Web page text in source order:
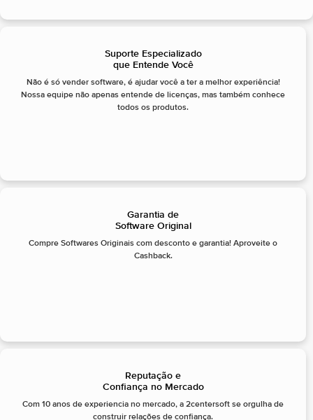
Suporte Especializado
que Entende Você
Não é só vender software, é ajudar você a ter a melhor experiência!
Nossa equipe não apenas entende de licenças, mas também conhece
todos os produtos.
Garantia de
Software Original
Compre Softwares Originais com desconto e garantia! Aproveite o
Cashback.
Reputação e
Confiança no Mercado
Com 10 anos de experiencia no mercado, a 2centersoft se orgulha de
construir relações de confiança.